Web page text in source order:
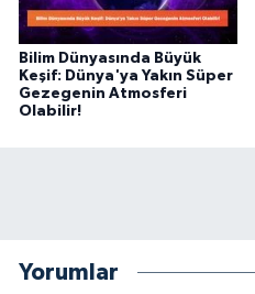
Bilim Dünyasında Büyük
Keşif: Dünya'ya Yakın Süper
Gezegenin Atmosferi
Olabilir!
Yorumlar